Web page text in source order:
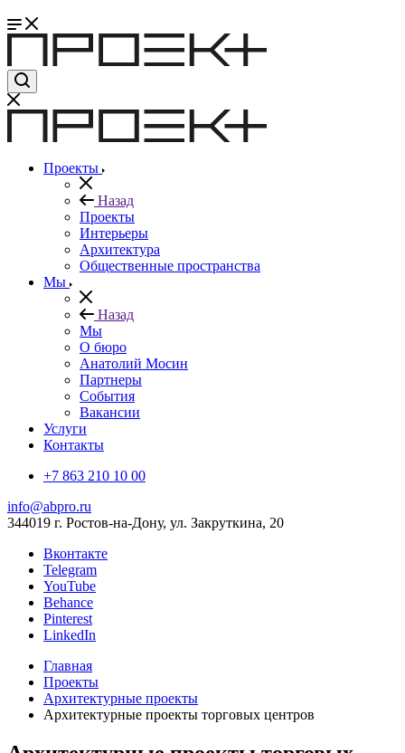
Проекты
Назад
Проекты
Интерьеры
Архитектура
Общественные пространства
Мы
Назад
Мы
О бюро
Анатолий Мосин
Партнеры
События
Вакансии
Услуги
Контакты
+7 863 210 10 00
info@abpro.ru
344019 г. Ростов-на-Дону, ул. Закруткина, 20
Вконтакте
Telegram
YouTube
Behance
Pinterest
LinkedIn
Главная
Проекты
Архитектурные проекты
Архитектурные проекты торговых центров